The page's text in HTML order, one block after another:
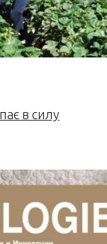
в силу